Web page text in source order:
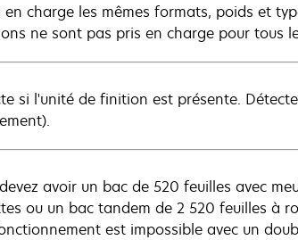
en charge les mêmes formats, poids et
ne sont pas pris en charge pour tous
si l'unité de finition est présente.
avoir un bac de 520 feuilles avec
ou un bac tandem de 2 520 feuilles à
est impossible avec un